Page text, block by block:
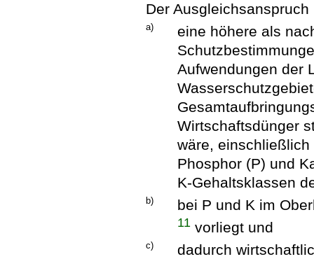
Der
a)
eine höhere als
Aufwendungen der
Wirtschaftsdünger
wäre,
Phosphor (P) und
K-Gehaltsklassen
b) bei P und K im
11 vorliegt und
c)
dadurch